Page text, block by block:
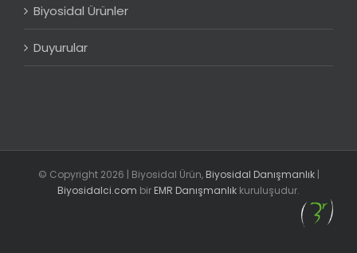
Biyosidal Ürünler
Duyurular
© Copyright 2026 | Biyosidal Ürün, Biyosidal Danışmanlık|
Biyosidalci.com bir EMR Danışmanlık kuruluşudur.